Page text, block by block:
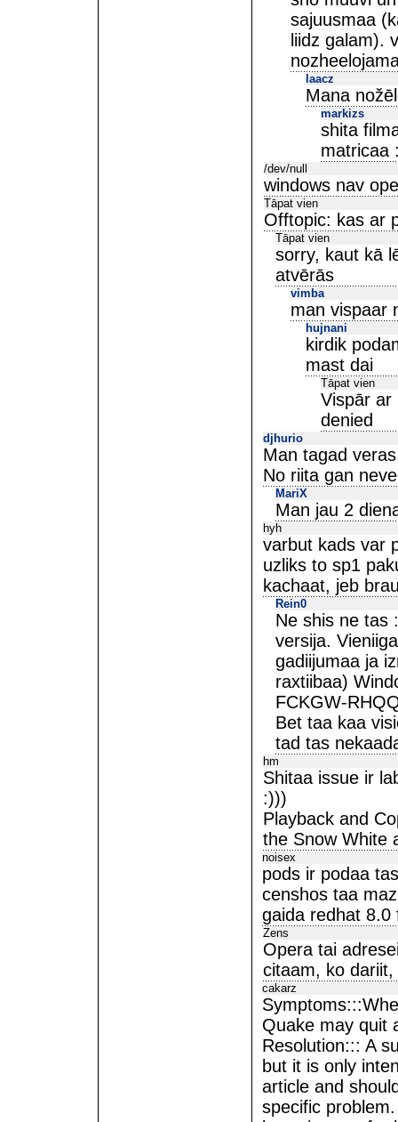
sajuusmaa
liidz galam).
laacz
Mana
markizs
shita
matricaa
/dev/null
windows nav
Tāpat vien
Offtopic: kas ar
Tāpat vien
sorry, kaut kā
atvērās
vimba
man vispaar
hujnani
kirdik
mast dai
Tāpat vien
Vispār ar
denied
djhurio
Man tagad
No riita gan
MariX
Man jau 2
hyh
varbut kads var
uzliks to sp1
kachaat, jeb
Rein0
Ne shis ne tas
versija.
gadiijumaa ja
raxtiibaa)
FCKGW-
Bet taa kaa
tad tas
hm
Shitaa issue ir
:)))
Playback and
the Snow White
noisex
pods ir podaa
censhos taa
gaida redhat 8.0
Zens
Opera tai
citaam, ko
cakarz
Quake may quit
Resolution::: A
but it is only
article and
specific